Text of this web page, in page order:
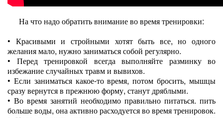
На что надо обратить внимание во время тренировки:
• Красивыми и стройными хотят быть все, но одного
желания мало, нужно заниматься собой регулярно.
•
Перед тренировкой всегда выполняйте разминку во
избежание случайных травм и вывихов.
• Если заниматься какое-то время, потом бросить, мышцы
сразу вернутся в прежнюю форму, станут дряблыми.
• Во время занятий необходимо правильно питаться. пить
больше воды, она активно расходуется во время тренировок.